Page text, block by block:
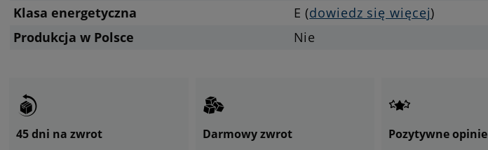
Klasa energetyczna
E (dowiedz się więcej)
Produkcja w Polsce
Nie
45 dni na zwrot Darmowy zwrot Pozytywne opinie